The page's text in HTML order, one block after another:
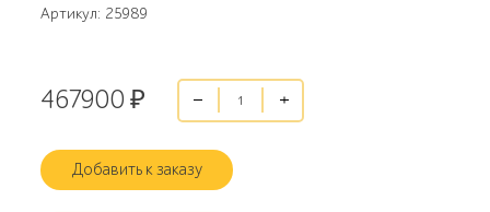
Артикул: 25989
467900 ₽
Добавить к заказу